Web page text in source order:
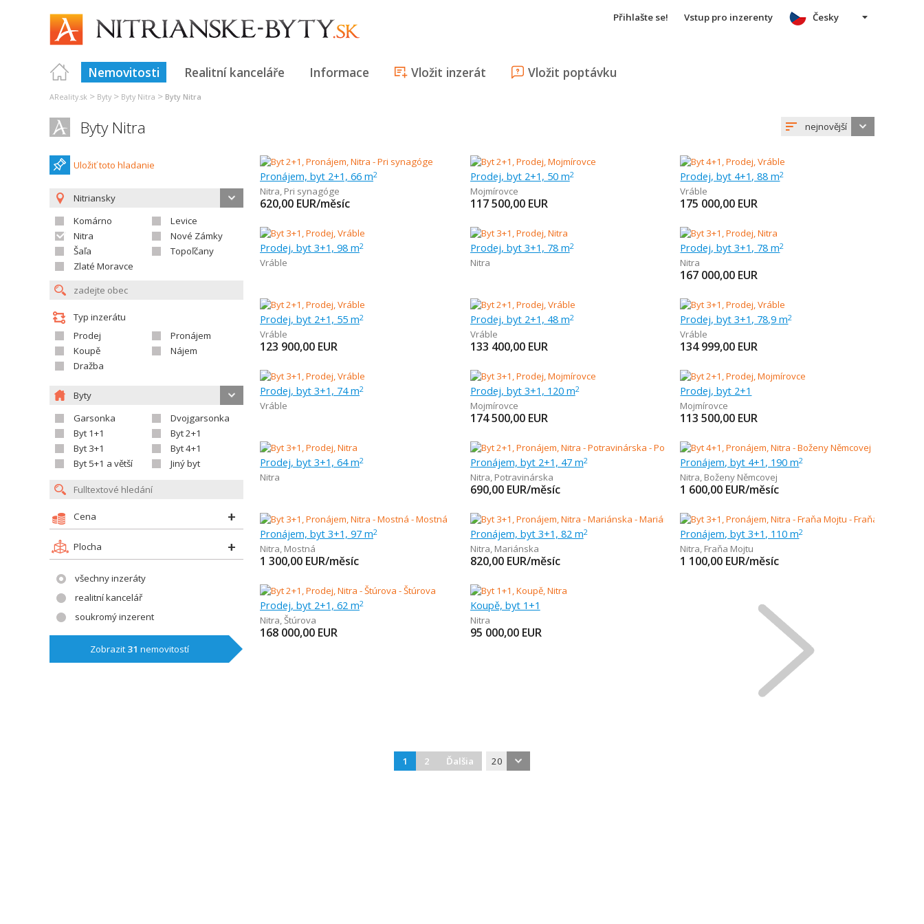
Přihlašte se! Vstup pro inzerenty
Nemovitosti Realitní kanceláře Informace Vložit inzerát Vložit poptávku
Česky
AReality.sk > Byty > Byty Nitra > Byty Nitra
Byty Nitra nejnovější
Uložiť toto hladanie
Nitriansky
Komárno
Levice
Nitra
Nové Zámky
Šaľa
Topoľčany
Zlaté Moravce
Typ inzerátu
Prodej
Pronájem
Koupě
Nájem
Dražba
Byty
Garsonka
Dvojgarsonka
Byt 1+1
Byt 2+1
Byt 3+1
Byt 4+1
Byt 5+1 a větší
Jiný byt
Cena
Plocha
všechny inzeráty
realitní kancelář
soukromý inzerent
Zobrazit 31 nemovitostí
Pronájem, byt 2+1, 66 m2
Nitra, Pri synagóge
620,00 EUR/měsíc
Prodej, byt 2+1, 50 m2
Mojmírovce
117 500,00 EUR
Prodej, byt 4+1, 88 m2
Vráble
175 000,00 EUR
Prodej, byt 3+1, 98 m2
Vráble
Prodej, byt 3+1, 78 m2
Nitra
Prodej, byt 3+1, 78 m2
Nitra
167 000,00 EUR
Prodej, byt 2+1, 55 m2
Vráble
123 900,00 EUR
Prodej, byt 2+1, 48 m2
Vráble
133 400,00 EUR
Prodej, byt 3+1, 78,9 m2
Vráble
134 999,00 EUR
Prodej, byt 3+1, 74 m2
Vráble
Prodej, byt 3+1, 120 m2
Mojmírovce
174 500,00 EUR
Prodej, byt 2+1
Mojmírovce
113 500,00 EUR
Prodej, byt 3+1, 64 m2
Nitra
Pronájem, byt 2+1, 47 m2
Nitra, Potravinárska
690,00 EUR/měsíc
Pronájem, byt 4+1, 190 m2
Nitra, Boženy Němcovej
1 600,00 EUR/měsíc
Pronájem, byt 3+1, 97 m2
Nitra, Mostná
1 300,00 EUR/měsíc
Pronájem, byt 3+1, 82 m2
Nitra, Mariánska
820,00 EUR/měsíc
Pronájem, byt 3+1, 110 m2
Nitra, Fraňa Mojtu
1 100,00 EUR/měsíc
Prodej, byt 2+1, 62 m2
Nitra,Štúrova
168 000,00 EUR
Koupě, byt 1+1
Nitra
95 000,00 EUR
1 2 Ďalšia 20